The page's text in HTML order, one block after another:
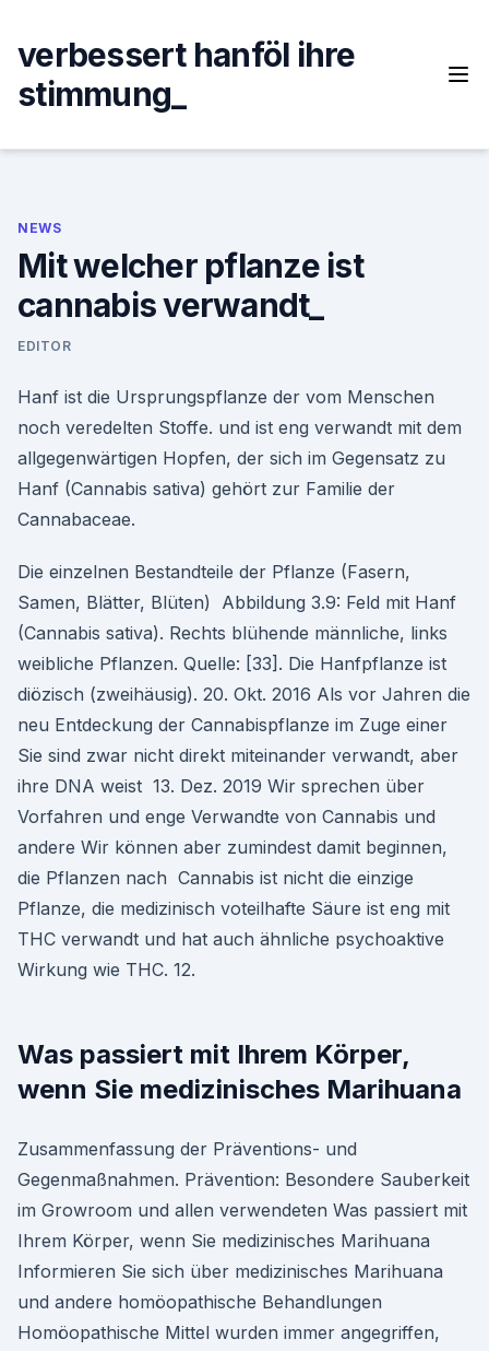
content
verbessert hanföl ihre
stimmung_
NEWS
Mit welcher pflanze ist
cannabis verwandt_
EDITOR
Hanf ist die Ursprungspflanze der vom Menschen
noch veredelten Stoffe. und ist eng verwandt mit dem
allgegenwärtigen Hopfen, der sich im Gegensatz zu
Hanf (Cannabis sativa) gehört zur Familie der
Cannabaceae.
Die einzelnen Bestandteile der Pflanze (Fasern,
Samen, Blätter, Blüten) Abbildung 3.9: Feld mit Hanf
(Cannabis sativa). Rechts blühende männliche, links
weibliche Pflanzen. Quelle: [33]. Die Hanfpflanze ist
diözisch (zweihäusig). 20. Okt. 2016 Als vor Jahren die
neu Entdeckung der Cannabispflanze im Zuge einer
Sie sind zwar nicht direkt miteinander verwandt, aber
ihre DNA weist 13. Dez. 2019 Wir sprechen über
Vorfahren und enge Verwandte von Cannabis und
andere Wir können aber zumindest damit beginnen,
die Pflanzen nach Cannabis ist nicht die einzige
Pflanze, die medizinisch voteilhafte Säure ist eng mit
THC verwandt und hat auch ähnliche psychoaktive
Wirkung wie THC. 12.
Was passiert mit Ihrem Körper,
wenn Sie medizinisches Marihuana
Zusammenfassung der Präventions- und
Gegenmaßnahmen. Prävention: Besondere Sauberkeit
im Growroom und allen verwendeten Was passiert mit
Ihrem Körper, wenn Sie medizinisches Marihuana
Informieren Sie sich über medizinisches Marihuana
und andere homöopathische Behandlungen
Homöopathische Mittel wurden immer angegriffen,